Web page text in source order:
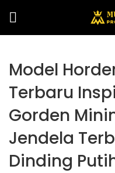
Model
Terbaru
Gorden
Jendela
Dinding